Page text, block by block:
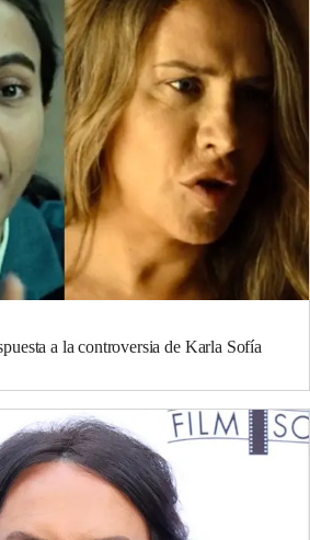
a la controversia de Karla Sofía